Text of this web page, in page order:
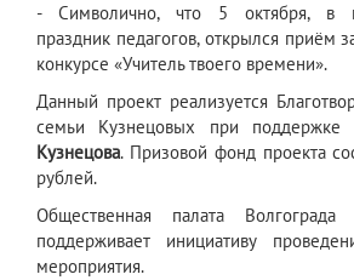
- Символично, что 5 октября, в
праздник педагогов, открылся приём
конкурсе «Учитель твоего времени».
Данный проект реализуется
семьи Кузнецовых при поддержке
Кузнецова. Призовой фонд проекта
рублей.
Общественная палата
поддерживает инициативу
мероприятия.